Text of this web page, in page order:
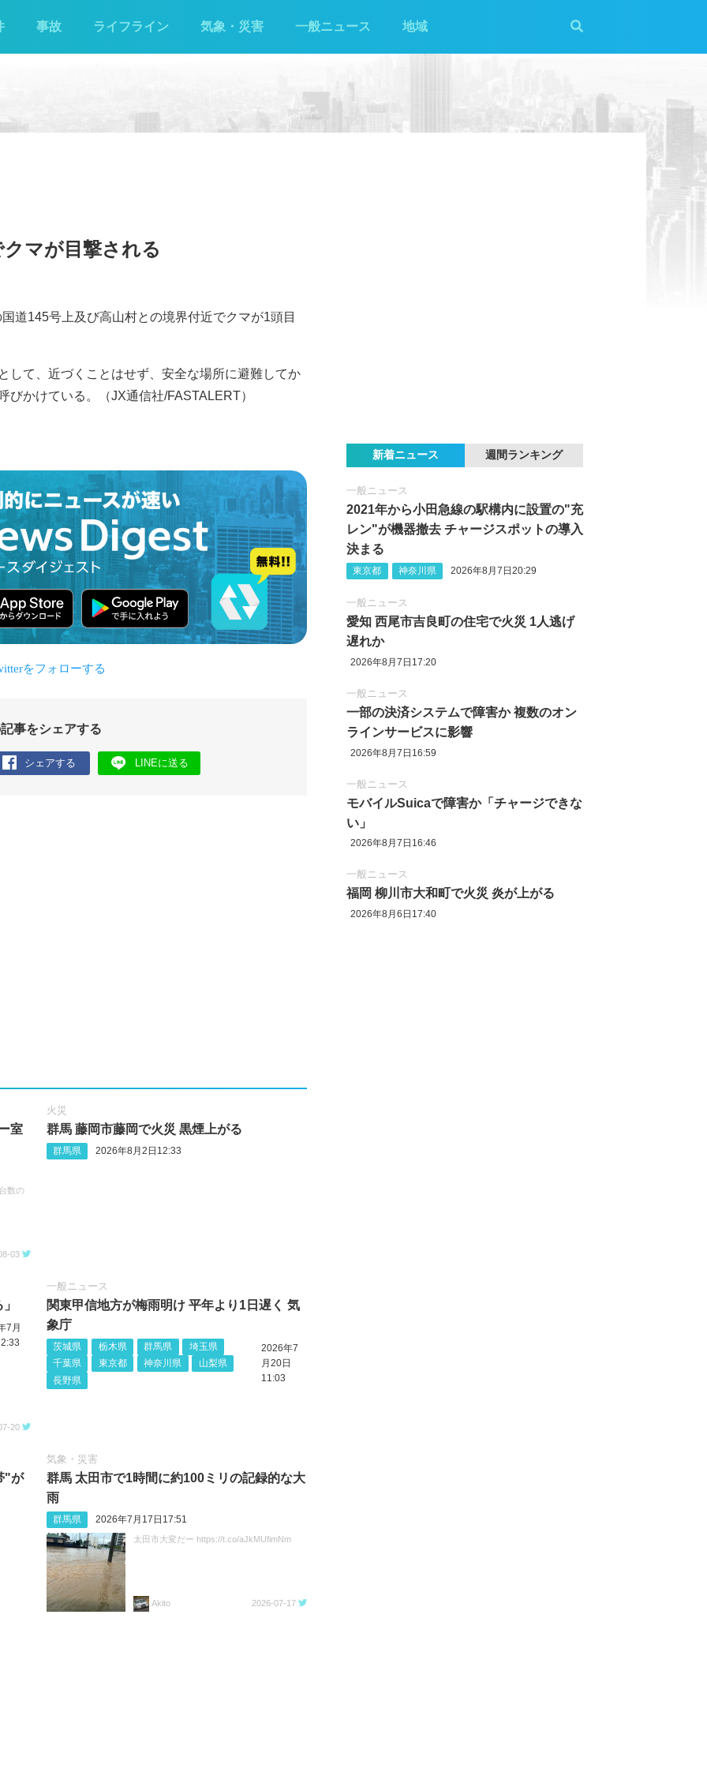
事故 ライフライン 気象・災害 一般ニュース 地域
マが目撃される
道145号上及び高山村との境界付近でクマが1頭目
して、近づくことはせず、安全な場所に避難してか
びかけている。（JX通信社/FASTALERT）
事をシェアする
シェアする LINEに送る
室
数の
03
火災
群馬 藤岡市藤岡で火災 黒煙上がる
群馬県 2026年8月2日12:33
7月
20
一般ニュース
関東甲信地方が梅雨明け 平年より1日遅く 気
象庁
茨城県 栃木県 群馬県
埼玉県
千葉県
東京都 神奈川県
山梨県
長野県
2026年7
月20日
11:03
"が
気象・災害
群馬 太田市で1時間に約100ミリの記録的な大
雨
群馬県 2026年7月17日17:51
太田市大変だー https://t.co/aJkMUfimNm
Akito 2026-07-17
新着ニュース 週間ランキング
一般ニュース
2021年から小田急線の駅構内に設置の"充
レン"が機器撤去 チャージスポットの導入
決まる
東京都 神奈川県 2026年8月7日20:29
一般ニュース
愛知 西尾市吉良町の住宅で火災 1人逃げ
遅れか
2026年8月7日17:20
一般ニュース
一部の決済システムで障害か 複数のオン
ラインサービスに影響
2026年8月7日16:59
一般ニュース
モバイルSuicaで障害か「チャージできな
い」
2026年8月7日16:46
一般ニュース
福岡 柳川市大和町で火災 炎が上がる
2026年8月6日17:40